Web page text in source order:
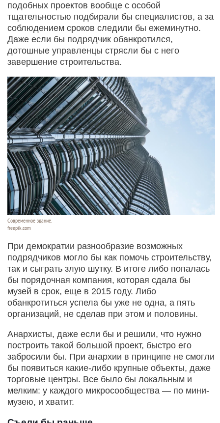
подобных проектов вообще с особой
тщательностью подбирали бы специалистов, а за
соблюдением сроков следили бы ежеминутно.
Даже если бы подрядчик обанкротился,
дотошные управленцы стрясли бы с него
завершение строительства.
Современное здание.
freepik.com
При демократии разнообразие возможных
подрядчиков могло бы как помочь строительству,
так и сыграть злую шутку. В итоге либо попалась
бы порядочная компания, которая сдала бы
музей в срок, еще в 2015 году. Либо
обанкротиться успела бы уже не одна, а пять
организаций, не сделав при этом и половины.
Анархисты, даже если бы и решили, что нужно
построить такой большой проект, быстро его
забросили бы. При анархии в принципе не смогли
бы появиться какие-либо крупные объекты, даже
торговые центры. Все было бы локальным и
мелким: у каждого микросообщества — по мини-
музею, и хватит.